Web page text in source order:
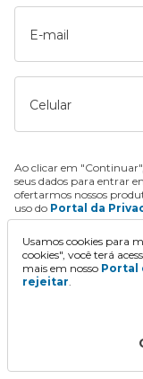
E-mail
Celular
Ao clicar em
seus dados para entrar
ofertarmos nossos
uso do Portal da
Usamos cookies para
cookies", você terá
mais em nosso Portal
rejeitar.